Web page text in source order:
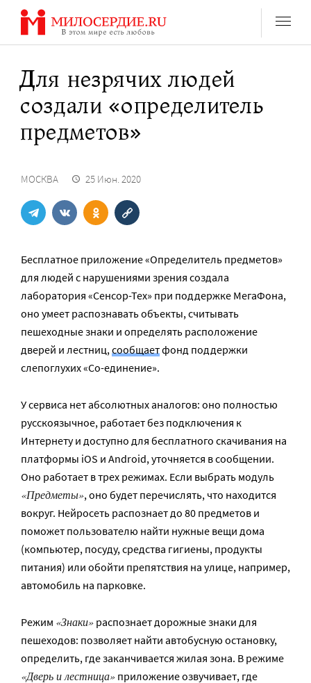
Перейти
содержанию
Для незрячих людей
создали «определитель
предметов»
МОСКВА 25 Июн. 2020
Бесплатное приложение «Определитель предметов»
для людей с нарушениями зрения создала
лаборатория «Сенсор-Тех» при поддержке МегаФона,
оно умеет распознавать объекты, считывать
пешеходные знаки и определять расположение
дверей и лестниц,сообщаетфонд поддержки
слепоглухих «Со-единение».
У сервиса нет абсолютных аналогов: оно полностью
русскоязычное, работает без подключения к
Интернету и доступно для бесплатного скачивания на
платформы iOS и Android, уточняется в сообщении.
Оно работает в трех режимах. Если выбрать модуль
«Предметы», оно будет перечислять, что находится
вокруг. Нейросеть распознает до 80 предметов и
поможет пользователю найти нужные вещи дома
(компьютер, посуду, средства гигиены, продукты
питания) или обойти препятствия на улице, например,
автомобиль на парковке.
Режим «Знаки» распознает дорожные знаки для
пешеходов: позволяет найти автобусную остановку,
определить, где заканчивается жилая зона. В режиме
«Дверь и лестница» приложение озвучивает, где